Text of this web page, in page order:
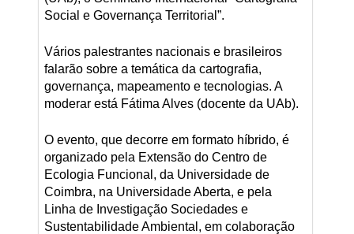
Social e Governança Territorial”.
Vários palestrantes nacionais e brasileiros
falarão sobre a temática da cartografia,
governança, mapeamento e tecnologias. A
moderar está Fátima Alves (docente da UAb).
O evento, que decorre em formato híbrido, é
organizado pela Extensão do Centro de
Ecologia Funcional, da Universidade de
Coimbra, na Universidade Aberta, e pela
Linha de Investigação Sociedades e
Sustentabilidade Ambiental, em colaboração